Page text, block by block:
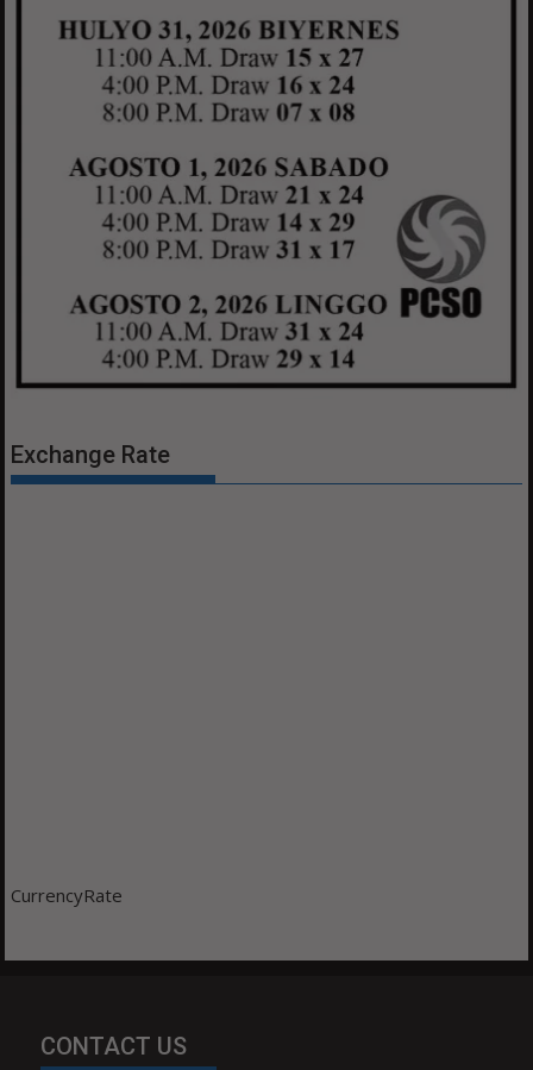
Exchange Rate
CurrencyRate
CONTACT US